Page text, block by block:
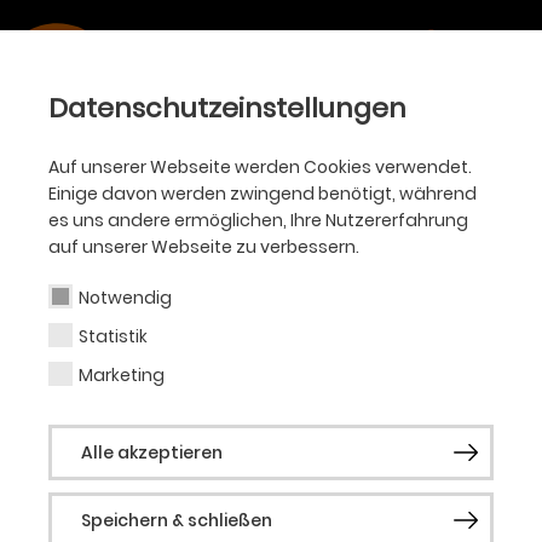
Datenschutzeinstellungen
Auf unserer Webseite werden Cookies verwendet.
Einige davon werden zwingend benötigt, während
es uns andere ermöglichen, Ihre Nutzererfahrung
auf unserer Webseite zu verbessern.
Notwendig
Statistik
Marketing
Alle akzeptieren
Speichern & schließen
SPIELZEIT
2024/25
Alle Sparten Oper Philharmoniker
Akademie